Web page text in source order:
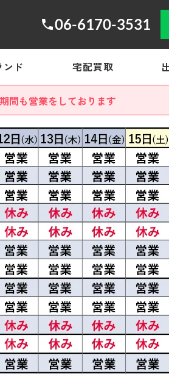
06-6170-3531
ド 宅配買取
間も営業をしております